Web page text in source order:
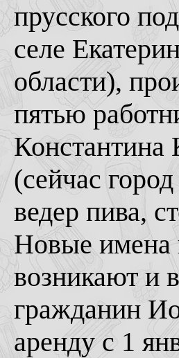
прусского
селе
области),
пятью
Константина
(сейчас
ведер пива,
Новые имена
возникают и
гражданин
аренду с 1